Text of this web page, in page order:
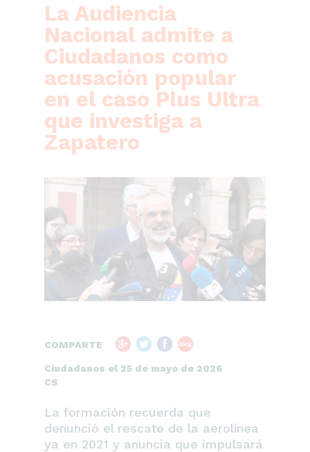
La Audiencia
Nacional admite a
Ciudadanos como
acusación popular
en el caso Plus Ultra
que investiga a
Zapatero
COMPARTE
Ciudadanos el 25 de mayo de 2026
CS
La formación recuerda que
denunció el rescate de la aerolínea
ya en 2021 y anuncia que impulsará